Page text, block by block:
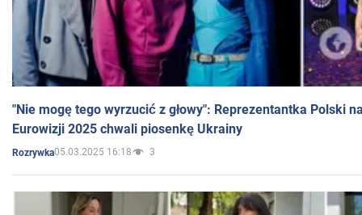
"Nie mogę tego wyrzucić z głowy": Reprezentantka Polski
Eurowizji 2025 chwali piosenkę Ukrainy
Rozrywka05.03.2025 16:18 3